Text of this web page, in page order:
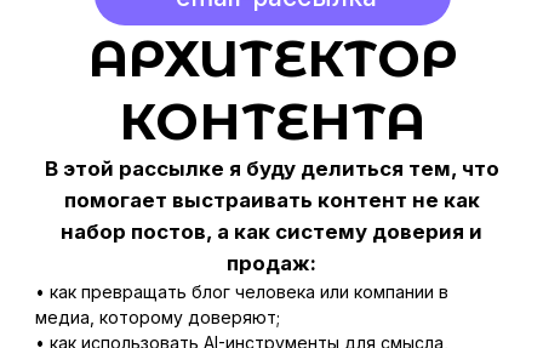
продаж:
медиа, которому доверяют;
• как использовать AI-инструменты для смысла,
• как собирать экологичные воронки без давления и
дешёвых манипуляций;
• как связывать контент, email, боты, каналы и продукт
в одну логику;
• как строить экосистему вокруг услуги, чтобы
человек видел ценность и следующий шаг.